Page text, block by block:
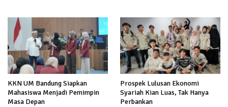
KKN UM Bandung Siapkan
Mahasiswa Menjadi Pemimpin
Masa Depan
Prospek Lulusan Ekonomi
Syariah Kian Luas, Tak Hanya
Perbankan